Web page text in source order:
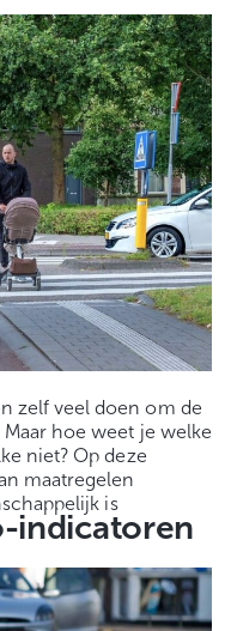
zelf veel doen om de
hoe weet je welke
niet? Op deze
maatregelen
is
indicatoren